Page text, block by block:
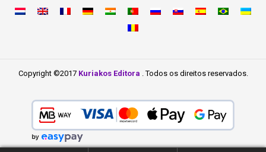
Copyright ©2017 Kuriakos Editora . Todos os direitos reservados.